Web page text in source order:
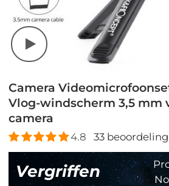
Camera
Vlog-windscherm 3,5 mm
camera
4.8 33
Vergriffen